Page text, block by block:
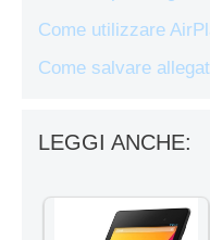
Come utilizzare
Come salvare
LEGGI ANCHE: